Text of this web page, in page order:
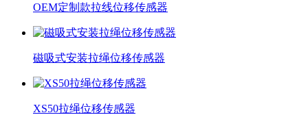
OEM定制款拉线位移传感器
磁吸式安装拉绳位移传感器
XS50拉绳位移传感器